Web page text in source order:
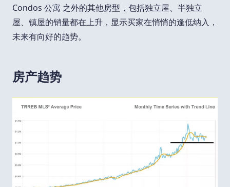
Condos 公寓 之外的其他房型，包括独立屋、半独立
屋、镇屋的销量都在上升，显示买家在悄悄的逢低纳入，
未来有向好的趋势。
房产趋势